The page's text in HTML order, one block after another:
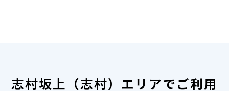
志村坂上（志村）エリアでご利用